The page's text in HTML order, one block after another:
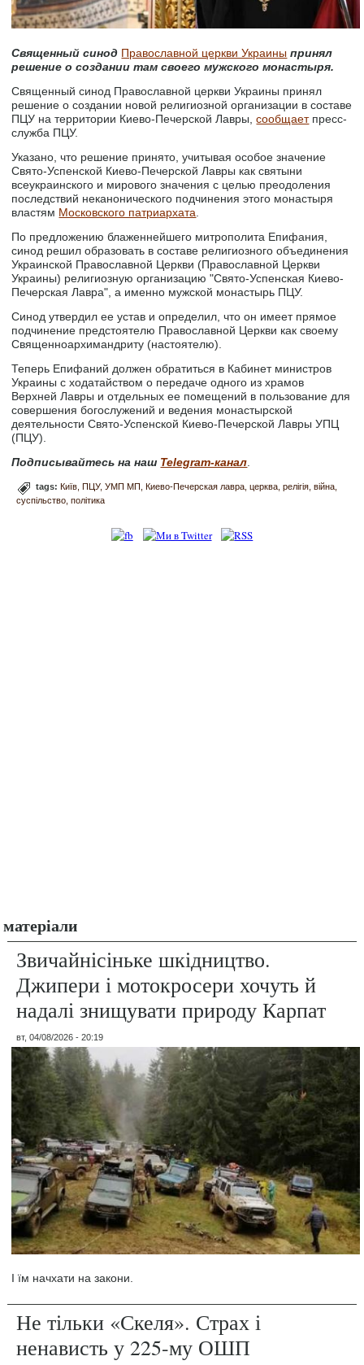
Священный синод Православной церкви Украины принял
решение о создании там своего мужского монастыря.
Священный синод Православной церкви Украины принял
решение о создании новой религиозной организации в составе
ПЦУ на территории Киево-Печерской Лавры,сообщаетпресс-
служба ПЦУ.
Указано, что решение принято, учитывая особое значение
Свято-Успенской Киево-Печерской Лавры как святыни
всеукраинского и мирового значения с целью преодоления
последствий неканонического подчинения этого монастыря
властям Московского патриархата
По предложению блаженнейшего митрополита Епифания,
синод решил образовать в составе религиозного объединения
Украинской Православной Церкви (Православной Церкви
Украины) религиозную организацию "Свято-Успенская Киево-
Печерская Лавра", а именно мужской монастырь ПЦУ.
Синод утвердил ее устав и определил, что он имеет прямое
подчинение предстоятелю Православной Церкви как своему
Священноархимандриту (настоятелю).
Теперь Епифаний должен обратиться в Кабинет министров
Украины с ходатайством о передаче одного из храмов
Верхней Лавры и отдельных ее помещений в пользование для
совершения богослужений и ведения монастырской
деятельности Свято-Успенской Киево-Печерской Лавры УПЦ
(ПЦУ).
Подписывайтесь на наш Telegram-канал
tags: Київ ПЦУ УМП МП Киево-Печерская лавра церква релігія війна
суспільство політика
матеріали
Звичайнісіньке шкідництво.
Джипери і мотокросери хочуть й
надалі знищувати природу Карпат
вт, 04/08/2026 - 20:19
І їм начхати на закони.
Не тільки «Скеля». Страх і
ненависть у 225-му ОШП